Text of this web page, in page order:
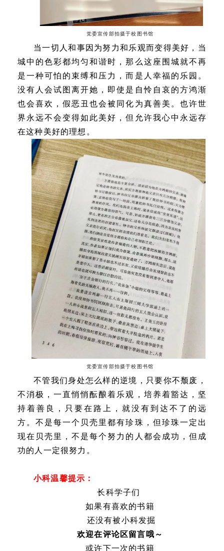
党委宣传部拍摄于校图书馆
当一切人和事因为努力和乐观而变得美好，当
城中的色彩都均匀和谐时，那么这座围城就不再
是一种可怕的束缚和压力，而是人幸福的乐园。
没有人会试图离开她，即使是自怜自哀的方鸿渐
也会喜欢，假恶丑也会被同化为真善美。也许世
界永远不会变得如此美好，但允许我心中永远存
在这种美好的理想。
党委宣传部拍摄于校图书馆
不管我们身处怎么样的逆境，只要你不颓废，
不消极，一直悄悄酝酿着乐观，培养着豁达，坚
持着善良，只要在路上，就没有到达不了的远
方。不是每一个贝壳里都有珍珠，但珍珠一定出
现在贝壳里，不是每个努力的人都会成功，但成
功的人一定很努力。
小科温馨提示：
长科学子们
如果有喜欢的书籍
还没有被小科发掘
欢迎在评论区留言哦～
或许下一次的书籍